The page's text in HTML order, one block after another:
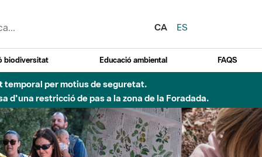
CA ES
biodiversitat Educació ambiental FAQS
de construcció d'una passera sobre el riu